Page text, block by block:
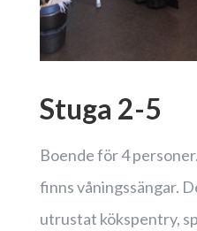
Stuga 2-5
Boende för 4
finns våningssängar.
utrustat kökspentry,